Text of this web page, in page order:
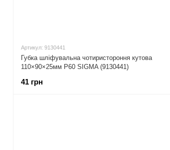
Артикул: 9130441
Губка шліфувальна чотиристороння кутова
110×90×25мм P60 SIGMA (9130441)
41 грн